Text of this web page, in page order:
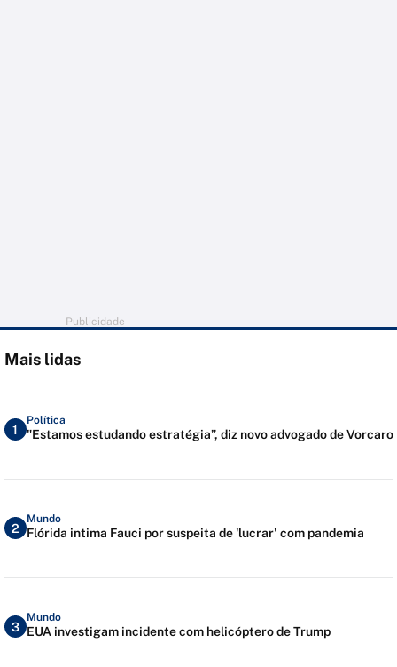
Publicidade
Mais lidas
1
Política
"Estamos estudando estratégia”, diz novo advogado de Vorcaro
2
Mundo
Flórida intima Fauci por suspeita de 'lucrar' com pandemia
3
Mundo
EUA investigam incidente com helicóptero de Trump